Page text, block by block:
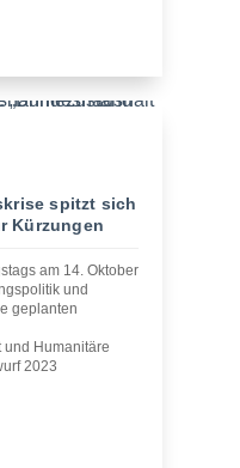
spitzt sich
Kürzungen
am 14. Oktober
und
geplanten
und Humanitäre
2023